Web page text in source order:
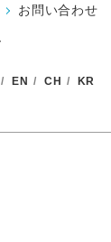
お問い合わせ
EN CH KR